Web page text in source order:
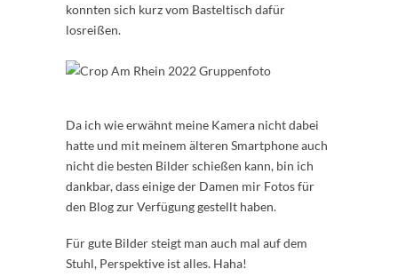
konnten sich kurz vom Basteltisch dafür
losreißen.
Da ich wie erwähnt meine Kamera nicht dabei
hatte und mit meinem älteren Smartphone auch
nicht die besten Bilder schießen kann, bin ich
dankbar, dass einige der Damen mir Fotos für
den Blog zur Verfügung gestellt haben.
Für gute Bilder steigt man auch mal auf dem
Stuhl, Perspektive ist alles. Haha!